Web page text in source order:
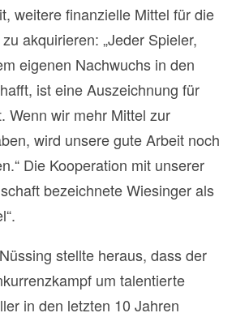
weitere finanzielle Mittel für die
akquirieren: „Jeder Spieler,
eigenen Nachwuchs in den
ist eine Auszeichnung für
Wenn wir mehr Mittel zur
wird unsere gute Arbeit noch
Die Kooperation mit unserer
bezeichnete Wiesinger als
stellte heraus, dass der
um talentierte
in den letzten 10 Jahren